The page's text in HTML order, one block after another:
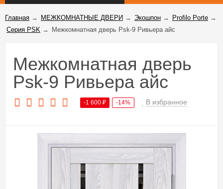
Главная → МЕЖКОМНАТНЫЕ ДВЕРИ → Экошпон → Profilo Porte →
Серия PSK → Межкомнатная дверь Psk-9 Ривьера айс
Межкомнатная дверь
Psk-9 Ривьера айс
-1 600 ₽ -14% В избранное